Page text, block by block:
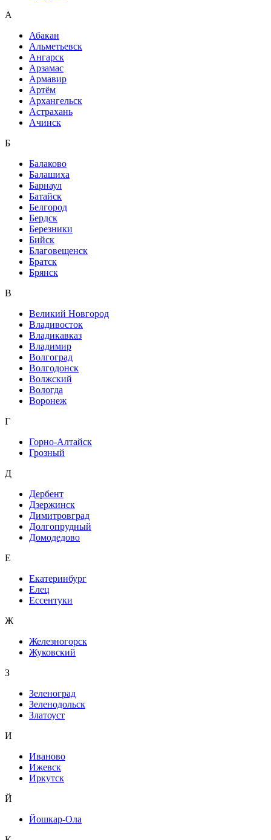
А
Абакан
Альметьевск
Ангарск
Арзамас
Армавир
Артём
Архангельск
Астрахань
Ачинск
Б
Балаково
Балашиха
Барнаул
Батайск
Белгород
Бердск
Березники
Бийск
Благовещенск
Братск
Брянск
В
Великий Новгород
Владивосток
Владикавказ
Владимир
Волгоград
Волгодонск
Волжский
Вологда
Воронеж
Г
Горно-Алтайск
Грозный
Д
Дербент
Дзержинск
Димитровград
Долгопрудный
Домодедово
Е
Екатеринбург
Елец
Ессентуки
Ж
Железногорск
Жуковский
З
Зеленоград
Зеленодольск
Златоуст
И
Иваново
Ижевск
Иркутск
Й
Йошкар-Ола